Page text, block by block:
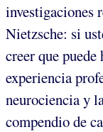
investigaciones
Nietzsche: si
creer que puede
experiencia
neurociencia y
compendio de